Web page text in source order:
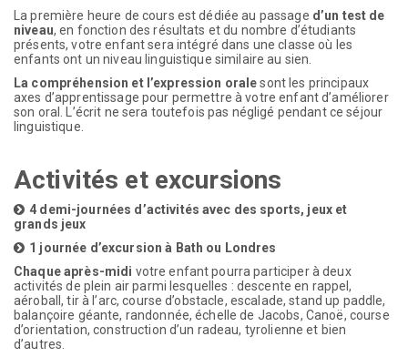
La première heure de cours est dédiée au passage d’un test de
niveau, en fonction des résultats et du nombre d’étudiants
présents, votre enfant sera intégré dans une classe où les
enfants ont un niveau linguistique similaire au sien.
La compréhension et l’expression oralesont les principaux
axes d’apprentissage pour permettre à votre enfant d’améliorer
son oral. L’écrit ne sera toutefois pas négligé pendant ce séjour
linguistique.
Activités et excursions
4 demi-journées d’activités avec des sports, jeux et
grands jeux
1 journée d’excursion à Bath ou Londres
Chaque après-midi votre enfant pourra participer à deux
activités de plein air parmi lesquelles : descente en rappel,
aéroball, tir à l’arc, course d’obstacle, escalade, stand up paddle,
balançoire géante, randonnée, échelle de Jacobs, Canoë, course
d’orientation, construction d’un radeau, tyrolienne et bien
d’autres.